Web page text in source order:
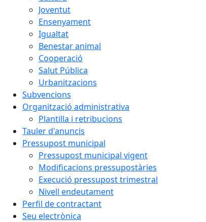
Joventut
Ensenyament
Igualtat
Benestar animal
Cooperació
Salut Pública
Urbanitzacions
Subvencions
Organització administrativa
Plantilla i retribucions
Tauler d'anuncis
Pressupost municipal
Pressupost municipal vigent
Modificacions pressupostàries
Execució pressupost trimestral
Nivell endeutament
Perfil de contractant
Seu electrònica